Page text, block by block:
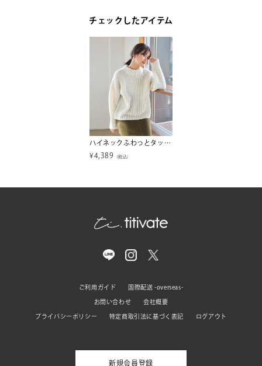
チェックしたアイテム
ハイネックふわっとタッチニット
¥4,389 （税込）
ご利用ガイド 国際配送 -overseas-
お問い合わせ 会社概要
プライバシーポリシー 特定商取引法に基づく表記 ログアウト
新規会員登録